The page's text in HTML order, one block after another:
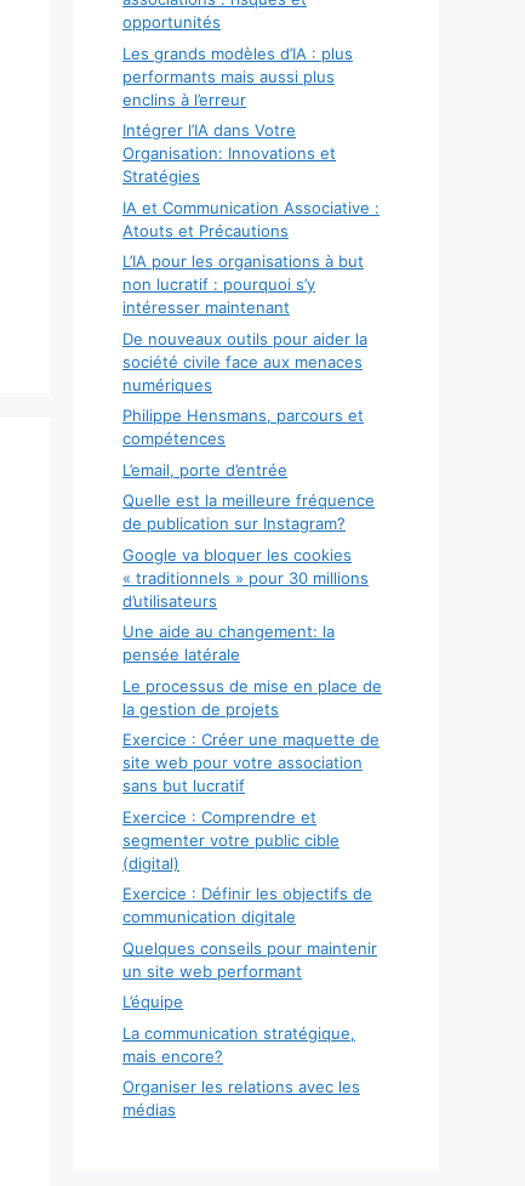
opportunités
Les grands modèles d’IA : plus
performants mais aussi plus
enclins à l’erreur
Intégrer l’IA dans Votre
Organisation: Innovations et
Stratégies
IA et Communication Associative :
Atouts et Précautions
L’IA pour les organisations à but
non lucratif : pourquoi s’y
intéresser maintenant
De nouveaux outils pour aider la
société civile face aux menaces
numériques
Philippe Hensmans, parcours et
compétences
L’email, porte d’entrée
Quelle est la meilleure fréquence
de publication sur Instagram?
Google va bloquer les cookies
« traditionnels » pour 30 millions
d’utilisateurs
Une aide au changement: la
pensée latérale
Le processus de mise en place de
la gestion de projets
Exercice : Créer une maquette de
site web pour votre association
sans but lucratif
Exercice : Comprendre et
segmenter votre public cible
(digital)
Exercice : Définir les objectifs de
communication digitale
Quelques conseils pour maintenir
un site web performant
L’équipe
La communication stratégique,
mais encore?
Organiser les relations avec les
médias